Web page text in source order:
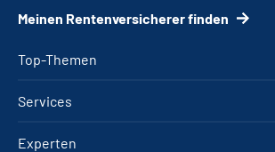
Top-Themen
Services
Experten
Meinen Rentenversicherer finden